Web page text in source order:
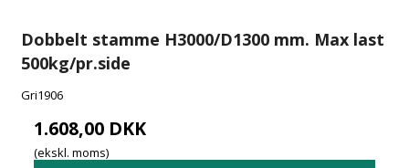
Dobbelt stamme H3000/D1300 mm. Max last
500kg/pr.side
Gri1906
1.608,00 DKK
(ekskl. moms)